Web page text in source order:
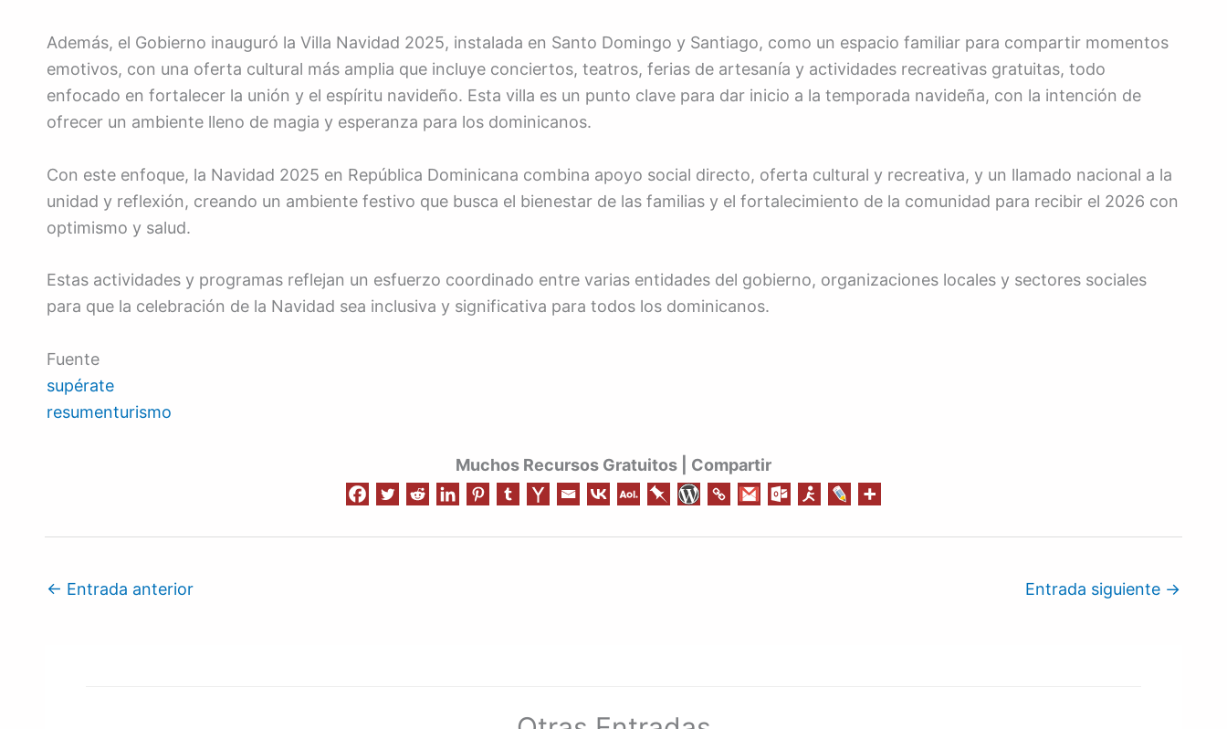
Además, el Gobierno inauguró la Villa Navidad 2025, instalada en Santo Domingo y Santiago, como un espacio familiar para compartir momentos
emotivos, con una oferta cultural más amplia que incluye conciertos, teatros, ferias de artesanía y actividades recreativas gratuitas, todo
enfocado en fortalecer la unión y el espíritu navideño. Esta villa es un punto clave para dar inicio a la temporada navideña, con la intención de
ofrecer un ambiente lleno de magia y esperanza para los dominicanos.
Con este enfoque, la Navidad 2025 en República Dominicana combina apoyo social directo, oferta cultural y recreativa, y un llamado nacional a la
unidad y reflexión, creando un ambiente festivo que busca el bienestar de las familias y el fortalecimiento de la comunidad para recibir el 2026 con
optimismo y salud.
Estas actividades y programas reflejan un esfuerzo coordinado entre varias entidades del gobierno, organizaciones locales y sectores sociales
para que la celebración de la Navidad sea inclusiva y significativa para todos los dominicanos.
Fuente
supérate
resumenturismo
Muchos Recursos Gratuitos | Compartir
← Entrada anterior Entrada siguiente →